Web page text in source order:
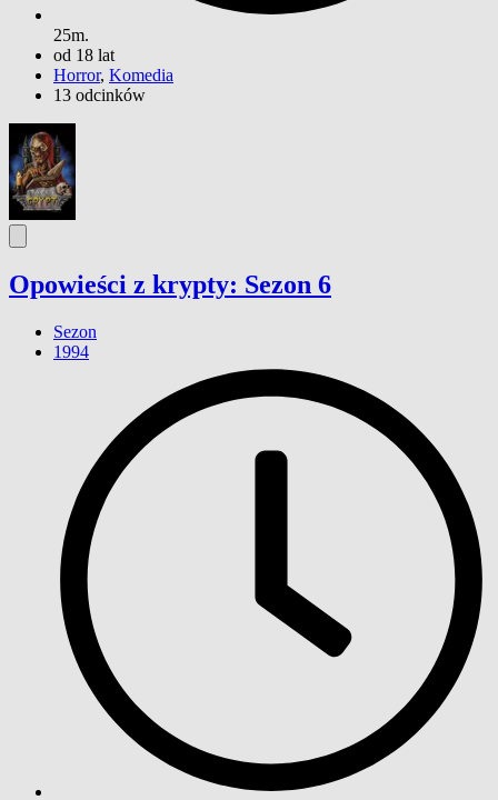
25m.
od 18 lat
Horror, Komedia
13 odcinków
Opowieści z krypty: Sezon 6
Sezon
1994